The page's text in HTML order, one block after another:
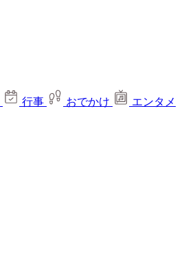
行事 おでかけ エンタメ